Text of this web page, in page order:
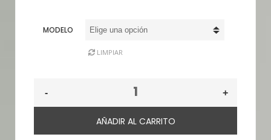
desde
MODELO
LIMPIAR
AÑADIR AL CARRITO